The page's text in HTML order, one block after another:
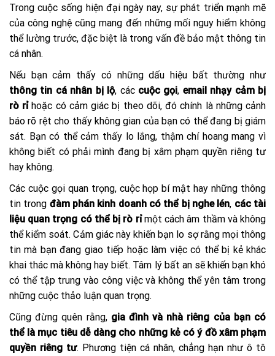
Trong cuộc sống hiện đại ngày nay, sự phát triển mạnh mẽ
của công nghệ cũng mang đến những mối nguy hiểm không
thể lường trước, đặc biệt là trong vấn đề bảo mật thông tin
cá nhân.
Nếu bạn cảm thấy có những dấu hiệu bất thường như
thông tin cá nhân bị lộ, các cuộc gọi, email nhạy cảm bị
rò rỉhoặc có cảm giác bị theo dõi, đó chính là những cảnh
báo rõ rệt cho thấy không gian của bạn có thể đang bị giám
sát. Bạn có thể cảm thấy lo lắng, thậm chí hoang mang vì
không biết có phải mình đang bị xâm phạm quyền riêng tư
hay không.
Các cuộc gọi quan trọng, cuộc họp bí mật hay những thông
tin trong đàm phán kinh doanh có thể bị nghe lén, các tài
liệu quan trọng có thể bị rò rỉmột cách âm thầm và không
thể kiểm soát. Cảm giác này khiến bạn lo sợ rằng mọi thông
tin mà bạn đang giao tiếp hoặc làm việc có thể bị kẻ khác
khai thác mà không hay biết. Tâm lý bất an sẽ khiến bạn khó
có thể tập trung vào công việc và không thể yên tâm trong
những cuộc thảo luận quan trọng.
Cũng đừng quên rằng, gia đình và nhà riêng của bạn có
thể là mục tiêu dễ dàng cho những kẻ có ý đồ xâm phạm
quyền riêng tư. Phương tiện cá nhân, chẳng hạn như ô tô